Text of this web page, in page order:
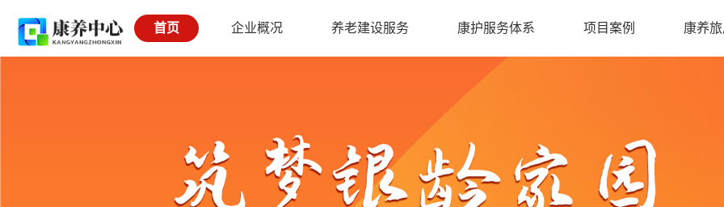
首页 企业概况 养老建设服务 康护服务体系 项目案例 康养